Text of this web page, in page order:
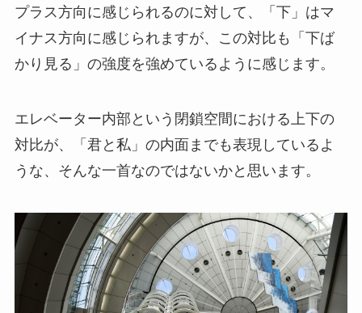
プラス方向に感じられるのに対して、「下」はマ
イナス方向に感じられますが、この対比も「下ば
かり見る」の強度を強めているように感じます。
エレベーター内部という閉鎖空間における上下の
対比が、「君と私」の内面までも表現しているよ
うな、そんな一首なのではないかと思います。